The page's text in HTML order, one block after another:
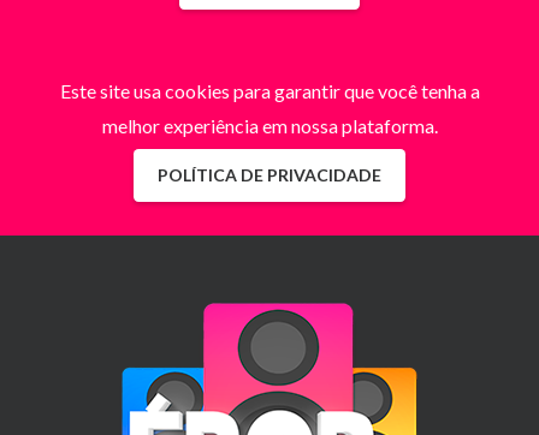
Este site usa cookies para garantir que você tenha a
melhor experiência em nossa plataforma.
POLÍTICA DE PRIVACIDADE